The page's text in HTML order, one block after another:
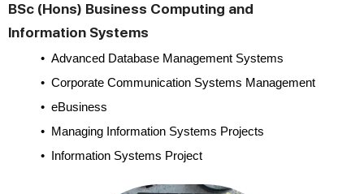
BSc (Hons) Business Computing and
Information Systems
• Advanced Database Management Systems
• Corporate Communication Systems Management
• eBusiness
• Managing Information Systems Projects
• Information Systems Project